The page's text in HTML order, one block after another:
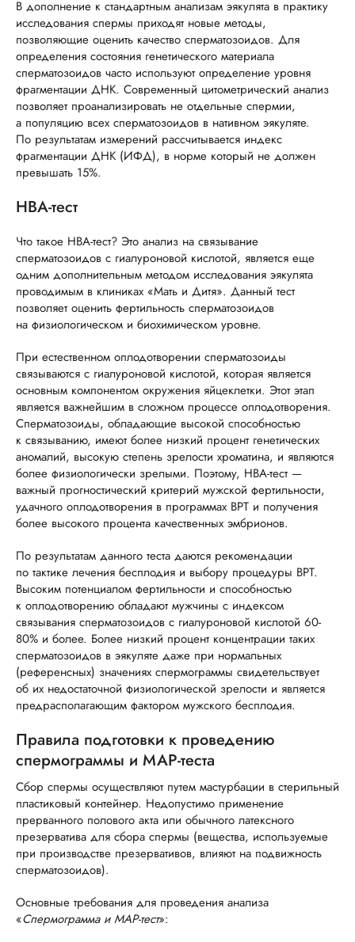
В дополнение к стандартным анализам эякулята в практику
исследования спермы приходят новые методы,
позволяющие оценить качество сперматозоидов. Для
определения состояния генетического материала
сперматозоидов часто используют определение уровня
фрагментации ДНК. Современный цитометрический анализ
позволяет проанализировать не отдельные спермии,
а популяцию всех сперматозоидов в нативном эякуляте.
По результатам измерений рассчитывается индекс
фрагментации ДНК (ИФД), в норме который не должен
превышать 15%.
НВА-тест
Что такое НВА-тест? Это анализ на связывание
сперматозоидов с гиалуроновой кислотой, является еще
одним дополнительным методом исследования эякулята
проводимым в клиниках «Мать и Дитя». Данный тест
позволяет оценить фертильность сперматозоидов
на физиологическом и биохимическом уровне.
При естественном оплодотворении сперматозоиды
связываются с гиалуроновой кислотой, которая является
основным компонентом окружения яйцеклетки. Этот этап
является важнейшим в сложном процессе оплодотворения.
Сперматозоиды, обладающие высокой способностью
к связыванию, имеют более низкий процент генетических
аномалий, высокую степень зрелости хроматина, и являются
более физиологически зрелыми. Поэтому, НВА-тест —
важный прогностический критерий мужской фертильности,
удачного оплодотворения в программах ВРТ и получения
более высокого процента качественных эмбрионов.
По результатам данного теста даются рекомендации
по тактике лечения бесплодия и выбору процедуры ВРТ.
Высоким потенциалом фертильности и способностью
к оплодотворению обладают мужчины с индексом
связывания сперматозоидов с гиалуроновой кислотой 60-
80% и более. Более низкий процент концентрации таких
сперматозоидов в эякуляте даже при нормальных
(референсных) значениях спермограммы свидетельствует
об их недостаточной физиологической зрелости и является
предрасполагающим фактором мужского бесплодия.
Правила подготовки к проведению
спермограммы и МАР-теста
Сбор спермы осуществляют путем мастурбации в стерильный
пластиковый контейнер. Недопустимо применение
прерванного полового акта или обычного латексного
презерватива для сбора спермы (вещества, используемые
при производстве презервативов, влияют на подвижность
сперматозоидов).
Основные требования для проведения анализа
«Спермограмма и МАР-тест»: